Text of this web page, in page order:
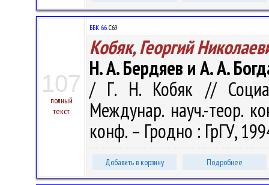
107
полный
текст
ББК 66.С69
Кобяк, Георгий
Н. А. Бердяев и А. А.
/ Г. Н. Кобяк //
Междунар. науч.-теор.
конф. – Гродно : ГрГУ,
Добавить в корзину Подробнее